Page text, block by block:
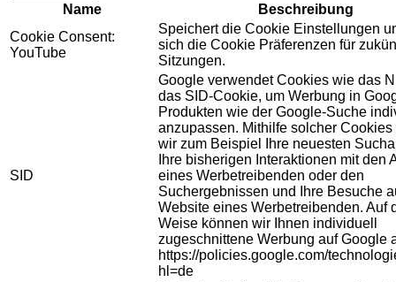
Name
Beschreibung
Cookie Consent:
YouTube
Speichert die Cookie Einstellungen
sich die Cookie Präferenzen für
Sitzungen.
SID
Google verwendet Cookies wie das
das SID-Cookie, um Werbung in
Produkten wie der Google-Suche
anzupassen. Mithilfe solcher Cookies
wir zum Beispiel Ihre neuesten
Ihre bisherigen Interaktionen mit den
eines Werbetreibenden oder den
Suchergebnissen und Ihre Besuche
Website eines Werbetreibenden. Auf
Weise können wir Ihnen individuell
zugeschnittene Werbung auf Google
https://policies.google.com/
hl=de